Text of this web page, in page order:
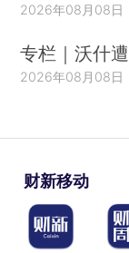
2026年08月08日
专栏｜沃什
2026年08月08日
财新移动